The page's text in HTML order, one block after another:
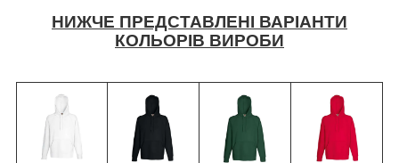
НИЖЧЕ ПРЕДСТАВЛЕНІ ВАРІАНТИ
КОЛЬОРІВ ВИРОБИ